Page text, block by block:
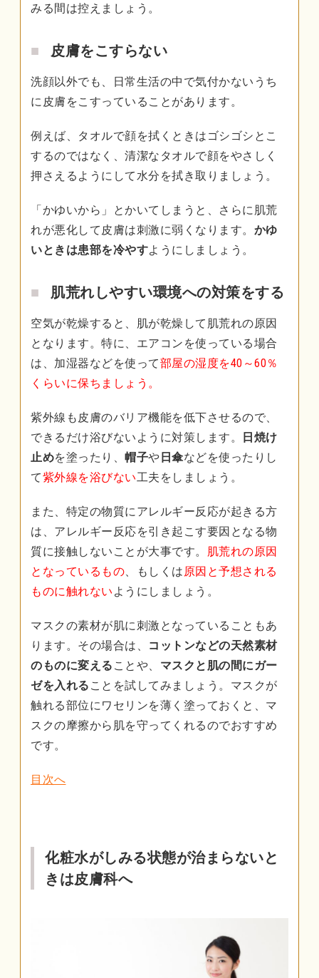
みる間は控えましょう。
皮膚をこすらない
洗顔以外でも、日常生活の中で気付かないうち
に皮膚をこすっていることがあります。
例えば、タオルで顔を拭くときはゴシゴシとこ
するのではなく、清潔なタオルで顔をやさしく
押さえるようにして水分を拭き取りましょう。
「かゆいから」とかいてしまうと、さらに肌荒
れが悪化して皮膚は刺激に弱くなります。 かゆ
いときは患部を冷やすようにしましょう。
肌荒れしやすい環境への対策をする
空気が乾燥すると、肌が乾燥して肌荒れの原因
となります。特に、エアコンを使っている場合
は、加湿器などを使って部屋の湿度を40～60％
くらいに保ちましょう。
紫外線も皮膚のバリア機能を低下させるので、
できるだけ浴びないように対策します。
日焼け
止めを塗ったり、 帽子や 日傘などを使ったりし
て紫外線を浴びない工夫をしましょう。
また、特定の物質にアレルギー反応が起きる方
は、アレルギー反応を引き起こす要因となる物
質に接触しないことが大事です。 肌荒れの原因
となっているもの、もしくは原因と予想される
ものに触れない ようにしましょう。
マスクの素材が肌に刺激となっていることもあ
ります。その場合は、
コットンなどの天然素材
のものに変える ことや、 マスクと肌の間にガー
ゼを入れる ことを試してみましょう。マスクが
触れる部位にワセリンを薄く塗っておくと、マ
スクの摩擦から肌を守ってくれるのでおすすめ
です。
目次へ
化粧水がしみる状態が治まらないと
きは皮膚科へ